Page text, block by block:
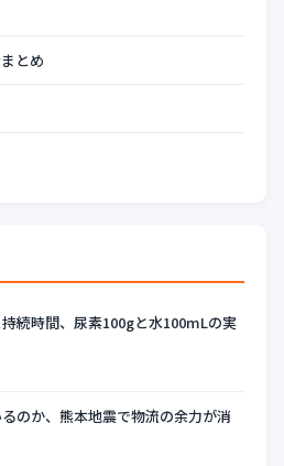
とめ
続時間、尿素100gと水100mLの実
のか、熊本地震で物流の余力が消